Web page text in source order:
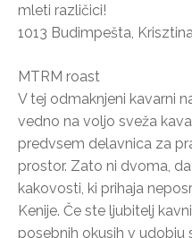
mleti različici!
1013 Budimpešta,
MTRM roast
V tej odmaknjeni kavarni
vedno na voljo sveža
predvsem delavnica za
prostor. Zato ni dvoma,
kakovosti, ki prihaja
Kenije. Če ste ljubitelj
posebnih okusih v udobju